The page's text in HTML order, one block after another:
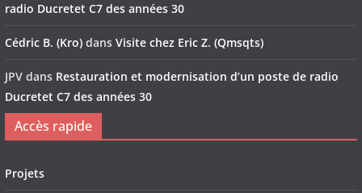
radio Ducretet C7 des années 30
Cédric B. (Kro) dans Visite chez Eric Z. (Qmsqts)
JPV dans Restauration et modernisation d’un poste de radio
Ducretet C7 des années 30
Accès rapide
Projets